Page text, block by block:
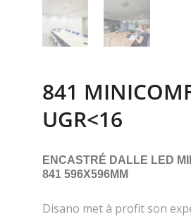
841
UGR<16
ENCASTRÉ DALLE LED
841 596X596MM
Disano met à profit son